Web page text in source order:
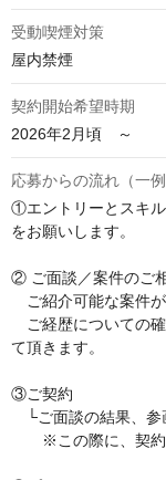
受動喫煙対策
屋内禁煙
契約開始希望時期
2026年2月頃　～
応募からの流れ（一例
①エントリーとスキ
をお願いします。
② ご面談／案件のご
ご紹介可能な案件が
ご経歴についての
て頂きます。
③ご契約
└ご面談の結果、参
※この際に、契約